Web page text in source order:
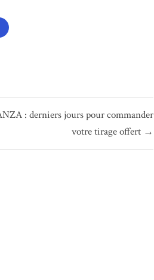
: derniers jours pour commander
votre tirage offert →